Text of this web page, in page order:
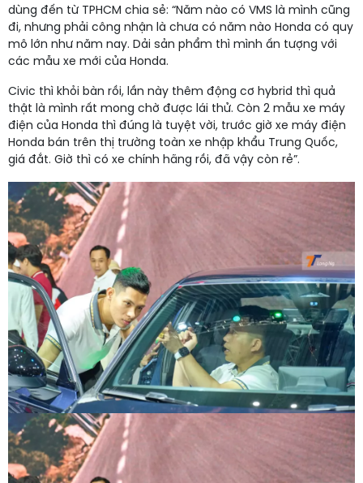
dùng đến từ TPHCM chia sẻ: “Năm nào có VMS là mình cũng
đi, nhưng phải công nhận là chưa có năm nào Honda có quy
mô lớn như năm nay. Dải sản phẩm thì mình ấn tượng với
các mẫu xe mới của Honda.
Civic thì khỏi bàn rồi, lần này thêm động cơ hybrid thì quả
thật là mình rất mong chờ được lái thử. Còn 2 mẫu xe máy
điện của Honda thì đúng là tuyệt vời, trước giờ xe máy điện
Honda bán trên thị trường toàn xe nhập khẩu Trung Quốc,
giá đắt. Giờ thì có xe chính hãng rồi, đã vậy còn rẻ”.